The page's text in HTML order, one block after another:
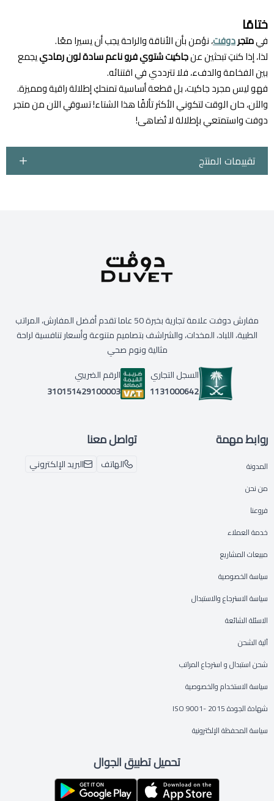
ختامًا
فيمتجردوفت، نؤمن بأن الأناقة والراحة يجب أن يسيرا معًا.
لذا، إذا كنتِ تبحثين عنجاكيت شتوي فرو ناعم سادة لون رمادييجمع
بين الفخامة والدفء، فلا تترددي في اقتنائه.
فهو ليس مجرد جاكيت، بل قطعة أساسية تمنحكِ إطلالة راقية ومميزة.
والآن، حان الوقت لتكوني الأكثر تألقًا هذا الشتاء! تسوقي الآن من متجر
دوفت واستمتعي بإطلالة لا تُضاهى!
تقييمات المنتج
مفارش دوفت علامة تجارية بخبرة 50 عاما تقدم أفضل المفارش، المراتب
الطبية، اللباد، المخدات، والشراشف بتصاميم متنوعة وأسعار تنافسية لراحة
مثالية ونوم صحي
السجل التجاري
1131000642
الرقم الضريبي
310151429100003
روابط مهمة
المدونة
من نحن
فروعنا
خدمة العملاء
مبيعات المشاريع
سياسة الخصوصية
سياسة الاسترجاع والاستبدال
الاسئلة الشائعة
آلية الشحن
شحن استبدال و استرجاع المراتب
سياسة الاستخدام والخصوصية
شهادة الجودة ISO 9001- 2015
سياسة المحفظة الإلكترونية
تواصل معنا
الهاتف البريد الإلكتروني
تحميل تطبيق الجوال